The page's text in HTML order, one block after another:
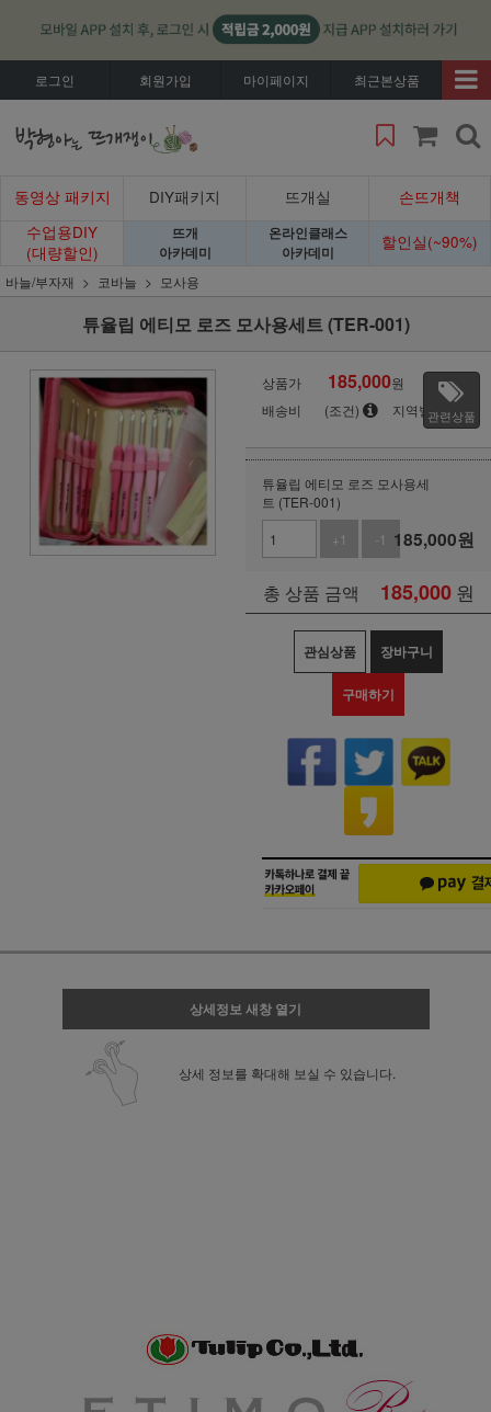
로그인 회원가입 마이페이지 최근본상품
동영상 패키지 DIY패키지 뜨개실
손뜨개책
수업용DIY
(대량할인)
뜨개
아카데미
온라인클래스
아카데미
할인실(~90%)
바늘/부자재 코바늘 모사용
튜율립 에티모 로즈 모사용세트 (TER-001)
상품가 185,000원
배송비
(조건) 지역별관련상품
튜율립 에티모 로즈 모사용세
트 (TER-001)
+1
-1 185,000원
총 상품 금액 185,000 원
관심상품 장바구니
구매하기
상세정보 새창 열기
상세 정보를 확대해 보실 수 있습니다.